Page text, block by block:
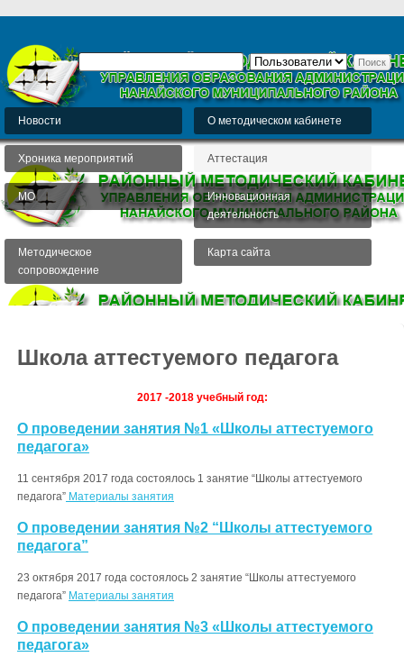
Новости О методическом кабинете
Хроника мероприятий Аттестация
МО
Инновационная
деятельность
Методическое
сопровождение
Карта сайта
Школа аттестуемого педагога
2017 -2018 учебный год:
О проведении занятия №1 «Школы аттестуемого
педагога»
11 сентября 2017 года состоялось 1 занятие “Школы аттестуемого
педагога” Материалы занятия
О проведении занятия №2 “Школы аттестуемого
педагога”
23 октября 2017 года состоялось 2 занятие “Школы аттестуемого
педагога” Материалы занятия
О проведении занятия №3 «Школы аттестуемого
педагога»